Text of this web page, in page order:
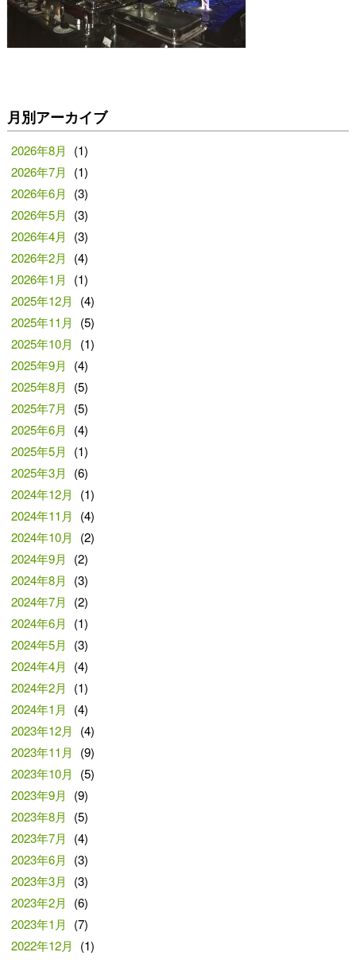
月別アーカイブ
2026年8月
(1)
2026年7月
(1)
2026年6月
(3)
2026年5月
(3)
2026年4月
(3)
2026年2月
(4)
2026年1月
(1)
2025年12月
(4)
2025年11月
(5)
2025年10月
(1)
2025年9月
(4)
2025年8月
(5)
2025年7月
(5)
2025年6月
(4)
2025年5月
(1)
2025年3月
(6)
2024年12月
(1)
2024年11月
(4)
2024年10月
(2)
2024年9月
(2)
2024年8月
(3)
2024年7月
(2)
2024年6月
(1)
2024年5月
(3)
2024年4月
(4)
2024年2月
(1)
2024年1月
(4)
2023年12月
(4)
2023年11月
(9)
2023年10月
(5)
2023年9月
(9)
2023年8月
(5)
2023年7月
(4)
2023年6月
(3)
2023年3月
(3)
2023年2月
(6)
2023年1月
(7)
2022年12月
(1)